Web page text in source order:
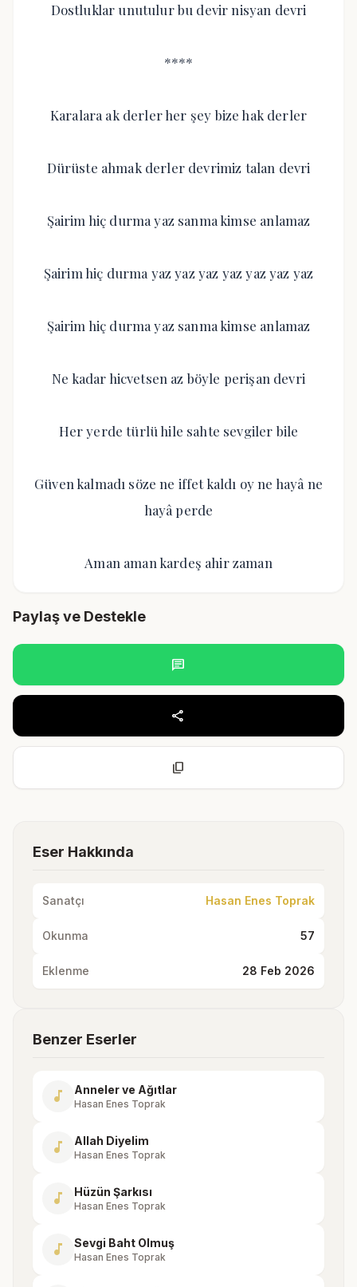
Dostluklar unutulur bu devir nisyan devri
****
Karalara ak derler her şey bize hak derler
Dürüste ahmak derler devrimiz talan devri
Şairim hiç durma yaz sanma kimse anlamaz
Şairim hiç durma yaz yaz yaz yaz yaz yaz yaz
Şairim hiç durma yaz sanma kimse anlamaz
Ne kadar hicvetsen az böyle perişan devri
Her yerde türlü hile sahte sevgiler bile
Güven kalmadı söze ne iffet kaldı oy ne hayâ ne
hayâ perde
Aman aman kardeş ahir zaman
Paylaş ve Destekle
chat
share
content_copy
Eser Hakkında
Sanatçı Hasan Enes Toprak
Okunma 57
Eklenme 28 Feb 2026
Benzer Eserler
music_note Anneler ve Ağıtlar
Hasan Enes Toprak
music_note Allah Diyelim
Hasan Enes Toprak
music_note Hüzün Şarkısı
Hasan Enes Toprak
music_note Sevgi Baht Olmuş
Hasan Enes Toprak